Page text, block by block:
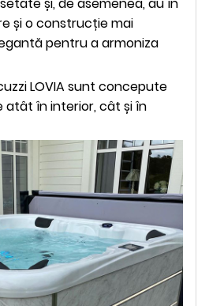
și o construcție mai
pentru a armoniza
LOVIA sunt concepute
în ​​interior, cât și în